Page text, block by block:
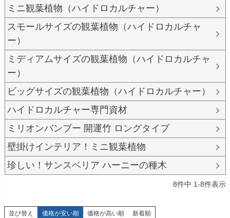
ミニ観葉植物（ハイドロカルチャー）
スモールサイズの観葉植物（ハイドロカルチャ
ー）
ミディアムサイズの観葉植物（ハイドロカルチャ
ー）
ビッグサイズの観葉植物（ハイドロカルチャー）
ハイドロカルチャー専門資材
ミリオンバンブー 開運竹 ロングタイプ
壁掛けインテリア！ミニ観葉植物
珍しい！サンスベリア ハーニーの種木
8件中 1-8件表示
並び替え 価格が安い順 価格が高い順 新着順